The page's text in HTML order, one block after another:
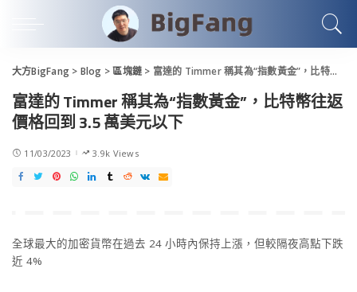
大方BigFang > Blog >區塊鏈 > 富達的 Timmer 稱其為“指數黃金”，比特幣往返價格回到 3.5 萬美元以下
富達的 Timmer 稱其為“指數黃金”，比特幣往返
價格回到 3.5 萬美元以下
11/03/2023 3.9k Views
全球最大的加密貨幣在過去 24 小時內保持上漲，但較隔夜高點下跌
近 4%